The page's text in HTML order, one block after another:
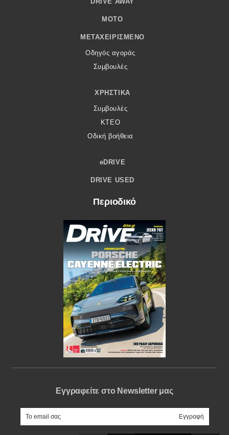
MOTO
ΜΕΤΑΧΕΙΡΙΣΜΈΝΟ
Οδηγός αγοράς
Συμβουλές
ΧΡΗΣΤΙΚΆ
Συμβουλές
ΚΤΕΟ
Οδική βοήθεια
eDRIVE
DRIVE USED
Περιοδικό
Εγγραφείτε στο Newsletter μας
e-mail